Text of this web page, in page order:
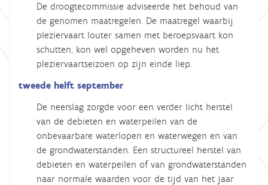
De droogtecommissie adviseerde het behoud van
de genomen maatregelen. De maatregel waarbij
pleziervaart louter samen met beroepsvaart kon
schutten, kon wel opgeheven worden nu het
pleziervaartseizoen op zijn einde liep.
tweede helft september
De neerslag zorgde voor een verder licht herstel
van de debieten en waterpeilen van de
onbevaarbare waterlopen en waterwegen en van
de grondwaterstanden. Een structureel herstel van
debieten en waterpeilen of van grondwaterstanden
naar normale waarden voor de tijd van het jaar